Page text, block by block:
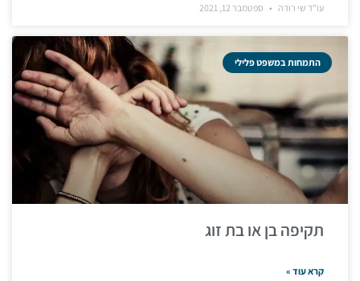
עו"ד שי רודה ספטמבר 12, 2021
התמחות במשפט פלילי
תקיפה בן או בת זוג
קרא עוד »